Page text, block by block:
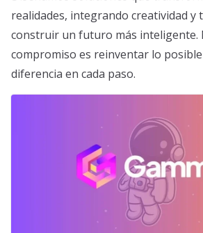
realidades, integrando creatividad y
construir un futuro más inteligente.
compromiso es reinventar lo
diferencia en cada paso.